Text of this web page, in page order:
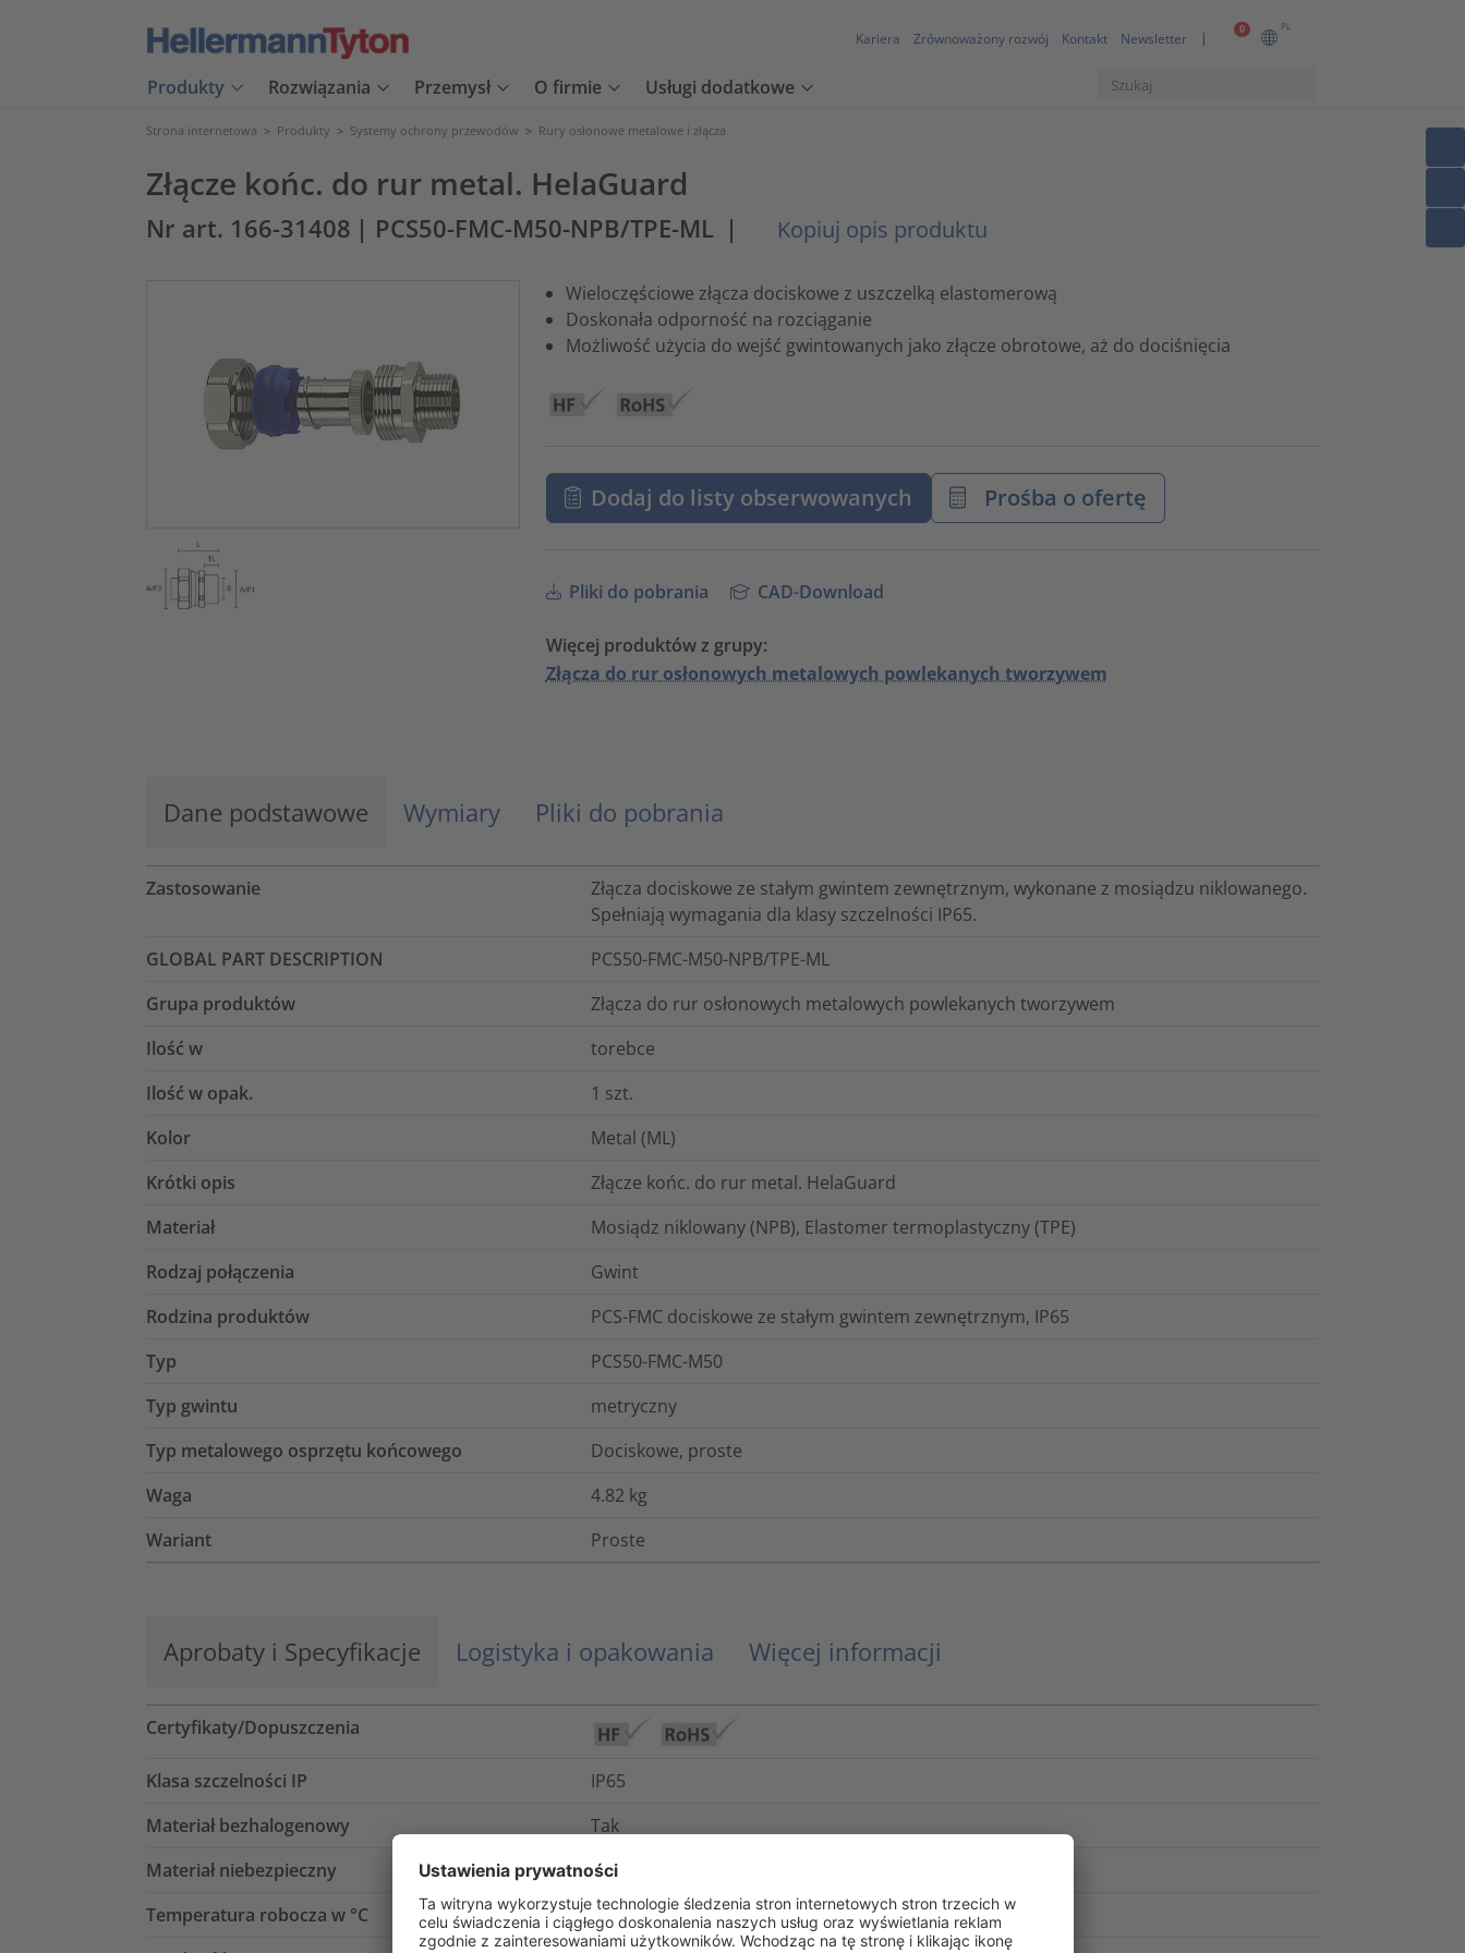
0 PL
Kariera Zrównoważony rozwój Kontakt Newsletter
Produkty Rozwiązania Przemysł O firmie Usługi dodatkowe
Strona internetowa > Produkty > Systemy ochrony przewodów > Rury osłonowe metalowe i złącza
Złącze końc. do rur metal. HelaGuard
Nr art. 166-31408 | PCS50-FMC-M50-NPB/TPE-ML | Kopiuj opis produktu
Wieloczęściowe złącza dociskowe z uszczelką elastomerową
Doskonała odporność na rozciąganie
Możliwość użycia do wejść gwintowanych jako złącze obrotowe, aż do dociśnięcia
Dodaj do listy obserwowanych Prośba o ofertę
Pliki do pobrania CAD-Download
Więcej produktów z grupy:
Złącza do rur osłonowych metalowych powlekanych tworzywem
Dane podstawowe Wymiary Pliki do pobrania
Zastosowanie
Złącza dociskowe ze stałym gwintem zewnętrznym, wykonane z mosiądzu niklowanego.
Spełniają wymagania dla klasy szczelności IP65.
GLOBAL PART DESCRIPTION
PCS50-FMC-M50-NPB/TPE-ML
Grupa produktów
Złącza do rur osłonowych metalowych powlekanych tworzywem
Ilość w
torebce
Ilość w opak.
1 szt.
Kolor
Metal (ML)
Krótki opis
Złącze końc. do rur metal. HelaGuard
Materiał
Mosiądz niklowany (NPB), Elastomer termoplastyczny (TPE)
Rodzaj połączenia
Gwint
Rodzina produktów
PCS-FMC dociskowe ze stałym gwintem zewnętrznym, IP65
Typ
PCS50-FMC-M50
Typ gwintu
metryczny
Typ metalowego osprzętu końcowego
Dociskowe, proste
Waga
4.82 kg
Wariant
Proste
Aprobaty i Specyfikacje Logistyka i opakowania Więcej informacji
Certyfikaty/Dopuszczenia
Klasa szczelności IP
IP65
Materiał bezhalogenowy
Tak
Materiał niebezpieczny
Nie
Temperatura robocza w °C
-50°C do +135°C